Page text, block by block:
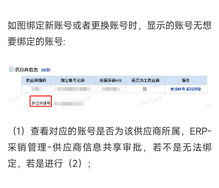
如图绑定新账号或者更换账号时，显示的账号无想
要绑定的账号:
（1）查看对应的账号是否为该供应商所属，ERP-
采销管理-供应商信息共享审批，若不是无法绑
定，若是进行（2）；